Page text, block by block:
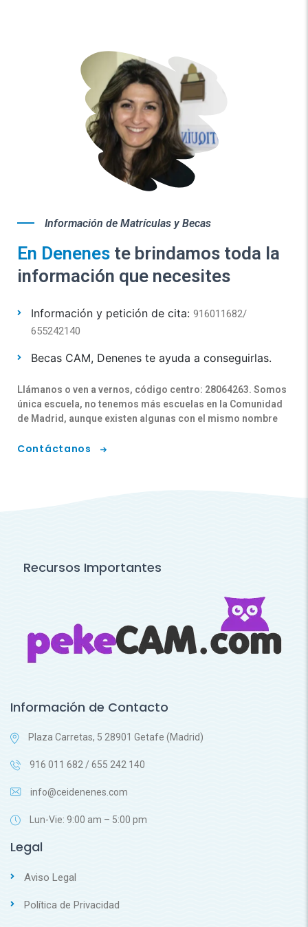
Información de Matrículas y Becas
En Denenes te brindamos toda la
información que necesites
Información y petición de cita: 916011682/
655242140
Becas CAM, Denenes te ayuda a conseguirlas.
Llámanos o ven a vernos, código centro: 28064263. Somos
única escuela, no tenemos más escuelas en la Comunidad
de Madrid, aunque existen algunas con el mismo nombre
Contáctanos
Recursos Importantes
Información de Contacto
Plaza Carretas, 5 28901 Getafe (Madrid)
916 011 682 / 655 242 140
info@ceidenenes.com
Lun-Vie: 9:00 am – 5:00 pm
Legal
Aviso Legal
Política de Privacidad